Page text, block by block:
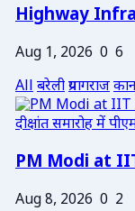
Highway
Aug 1, 2026 0 6
Allबरेलीप्रयागराज
PM Modi at
Aug 8, 2026 0 2